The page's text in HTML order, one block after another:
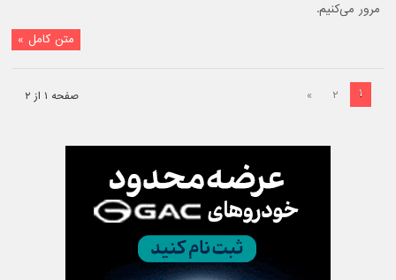
مرور می‌کنیم.
متن کامل »
صفحه ۱ از ۲ ۱ ۲ »